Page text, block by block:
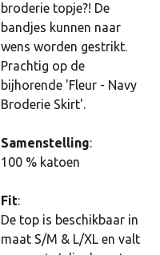
broderie topje?! De
bandjes kunnen naar
wens worden gestrikt.
Prachtig op de
bijhorende 'Fleur - Navy
Broderie Skirt'.
Samenstelling:
100 % katoen
Fit:
De top is beschikbaar in
maat S/M & L/XL en valt